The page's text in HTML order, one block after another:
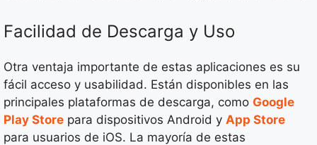
Facilidad de Descarga y Uso
Otra ventaja importante de estas aplicaciones es su
fácil acceso y usabilidad. Están disponibles en las
principales plataformas de descarga, como Google
Play Store para dispositivos Android y App Store
para usuarios de iOS. La mayoría de estas